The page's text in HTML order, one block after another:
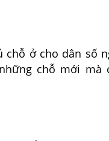
chỗ ở cho dân số
chỗ mới mà